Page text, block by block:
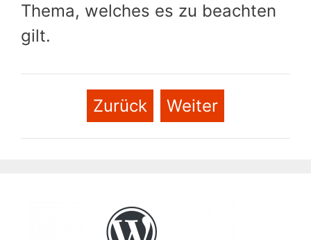
Thema, welches es zu beachten
gilt.
Zurück Weiter